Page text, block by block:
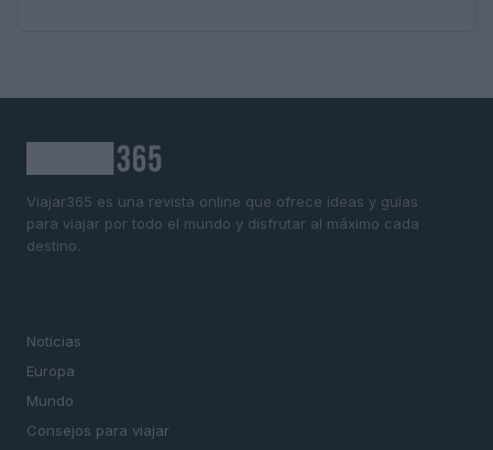
Viajar365 es una revista online que ofrece ideas y guías
para viajar por todo el mundo y disfrutar al máximo cada
destino.
Noticias
Europa
Mundo
Consejos para viajar